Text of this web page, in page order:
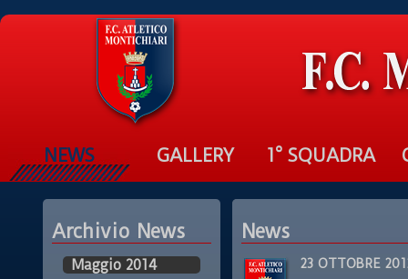
NEWS GALLERY 1° SQUADRA
Archivio News
Maggio 2014
News
23 OTTOBRE